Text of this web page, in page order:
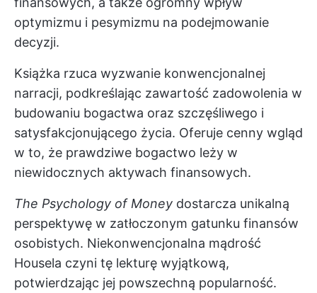
optymizmu i pesymizmu na podejmowanie
decyzji.
Książka rzuca wyzwanie konwencjonalnej
narracji, podkreślając zawartość zadowolenia w
budowaniu bogactwa oraz szczęśliwego i
satysfakcjonującego życia. Oferuje cenny wgląd
w to, że prawdziwe bogactwo leży w
niewidocznych aktywach finansowych.
The Psychology of Money dostarcza unikalną
perspektywę w zatłoczonym gatunku finansów
osobistych. Niekonwencjonalna mądrość
Housela czyni tę lekturę wyjątkową,
potwierdzając jej powszechną popularność.